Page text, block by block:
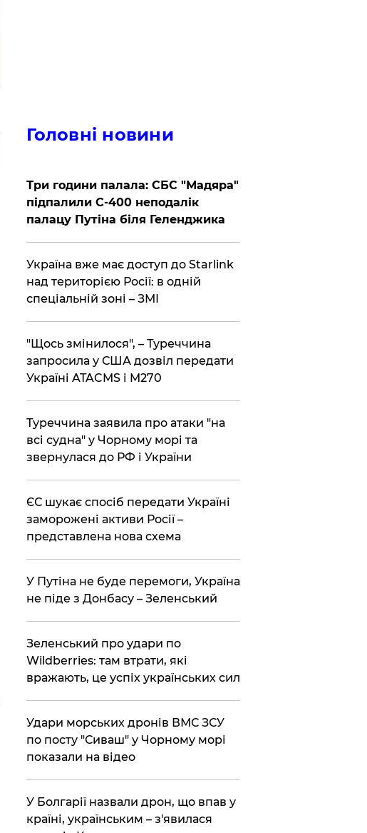
Головні новини
Три години палала: СБС "Мадяра"
підпалили С-400 неподалік
палацу Путіна біля Геленджика
Україна вже має доступ до Starlink
над територією Росії: в одній
спеціальній зоні – ЗМІ
"Щось змінилося", – Туреччина
запросила у США дозвіл передати
Україні ATACMS і M270
Туреччина заявила про атаки "на
всі судна" у Чорному морі та
звернулася до РФ і України
ЄС шукає спосіб передати Україні
заморожені активи Росії –
представлена ​​нова схема
У Путіна не буде перемоги, Україна
не піде з Донбасу – Зеленський
Зеленський про удари по
Wildberries: там втрати, які
вражають, це успіх українських сил
Удари морських дронів ВМС ЗСУ
по посту "Сиваш" у Чорному морі
показали на відео
У Болгарії назвали дрон, що впав у
країні, українським – з'явилася